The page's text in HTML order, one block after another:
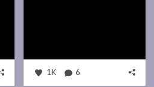
1K 6